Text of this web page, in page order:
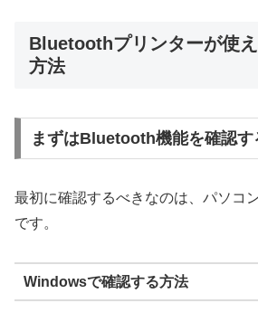
Bluetoothプリンターが使
方法
まずはBluetooth機能を確認す
最初に確認するべきなのは、パソコ
です。
Windowsで確認する方法